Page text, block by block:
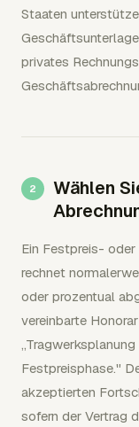
Staaten
privates
Wählen
Ein Festpreis-
rechnet
oder prozentual
vereinbarte
Festpreisphase."
akzeptierten
sofern der Vertrag